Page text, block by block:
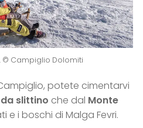
© Campiglio Dolomiti
potete cimentarvi
slittino che dal Monte
e i boschi di Malga Fevri.